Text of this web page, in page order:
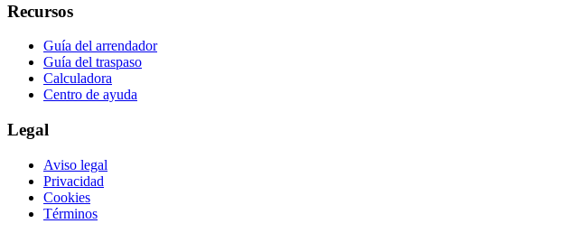
Recursos
Guía del arrendador
Guía del traspaso
Calculadora
Centro de ayuda
Legal
Aviso legal
Privacidad
Cookies
Términos